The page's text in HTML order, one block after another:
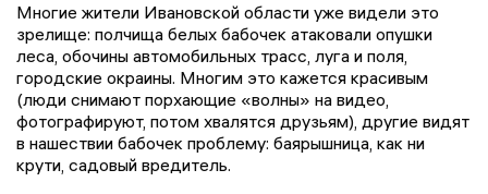
Многие жители Ивановской области уже видели это
зрелище: полчища белых бабочек атаковали опушки
леса, обочины автомобильных трасс, луга и поля,
городские окраины. Многим это кажется красивым
(люди снимают порхающие «волны» на видео,
фотографируют, потом хвалятся друзьям), другие видят
в нашествии бабочек проблему: баярышница, как ни
крути, садовый вредитель.